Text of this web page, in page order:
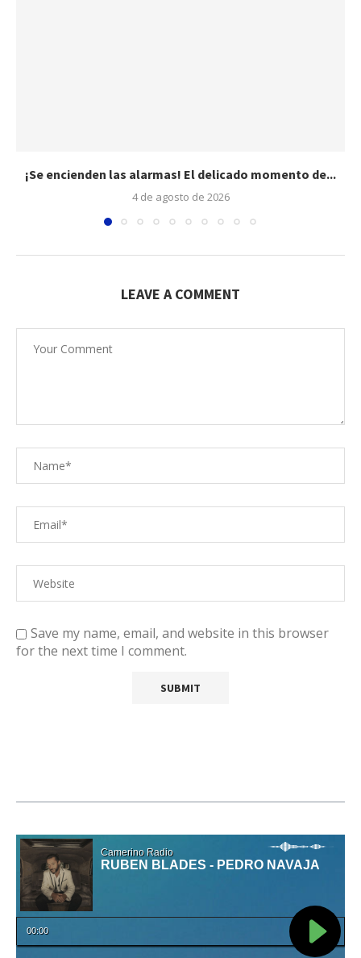
¡Se encienden las alarmas! El delicado momento de...
4 de agosto de 2026
LEAVE A COMMENT
Save my name, email, and website in this browser
for the next time I comment.